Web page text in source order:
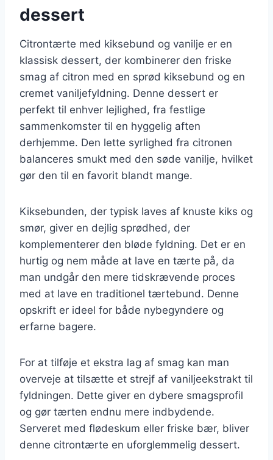
dessert
Citrontærte med kiksebund og vanilje er en
klassisk dessert, der kombinerer den friske
smag af citron med en sprød kiksebund og en
cremet vaniljefyldning. Denne dessert er
perfekt til enhver lejlighed, fra festlige
sammenkomster til en hyggelig aften
derhjemme. Den lette syrlighed fra citronen
balanceres smukt med den søde vanilje, hvilket
gør den til en favorit blandt mange.
Kiksebunden, der typisk laves af knuste kiks og
smør, giver en dejlig sprødhed, der
komplementerer den bløde fyldning. Det er en
hurtig og nem måde at lave en tærte på, da
man undgår den mere tidskrævende proces
med at lave en traditionel tærtebund. Denne
opskrift er ideel for både nybegyndere og
erfarne bagere.
For at tilføje et ekstra lag af smag kan man
overveje at tilsætte et strejf af vaniljeekstrakt til
fyldningen. Dette giver en dybere smagsprofil
og gør tærten endnu mere indbydende.
Serveret med flødeskum eller friske bær, bliver
denne citrontærte en uforglemmelig dessert.